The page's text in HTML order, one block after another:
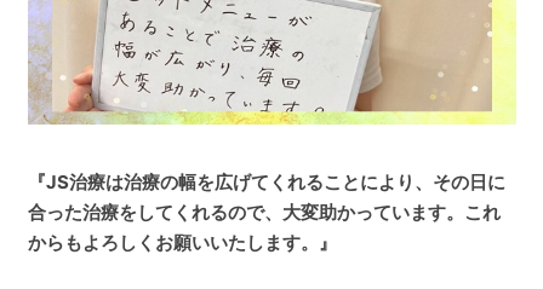
『JS治療は治療の幅を広げてくれることにより、その日に
合った治療をしてくれるので、大変助かっています。これ
からもよろしくお願いいたします。』